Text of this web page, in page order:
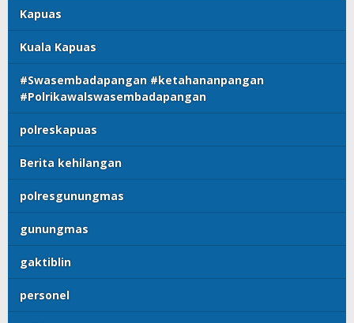
Kapuas
Kuala Kapuas
#Swasembadapangan #ketahananpangan
#Polrikawalswasembadapangan
polreskapuas
Berita kehilangan
polresgunungmas
gunungmas
gaktiblin
personel